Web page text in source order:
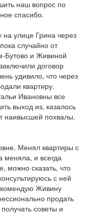
наш вопрос по
спасибо.
улице Грина через
случайно от
Бутово и Живиной
договор
удивило, что через
квартиру.
Ивановны все
выход из, казалось
наивысшей похвалы.
Менял квартиры с
меняла, и всегда
можно сказать, что
с ней
Живину
продать
советы и